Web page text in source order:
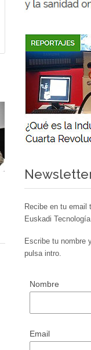
Recibe en tu email
Euskadi
Escribe tu nombre
pulsa intro.
Nombre
Email